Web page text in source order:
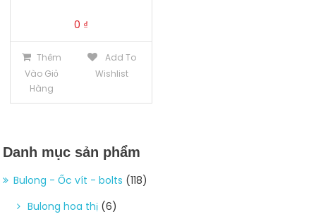
0 ₫
Thêm
Vào Giỏ
Hàng
Add To
Wishlist
Danh mục sản phẩm
Bulong - Ốc vít - bolts (118)
Bulong hoa thị (6)